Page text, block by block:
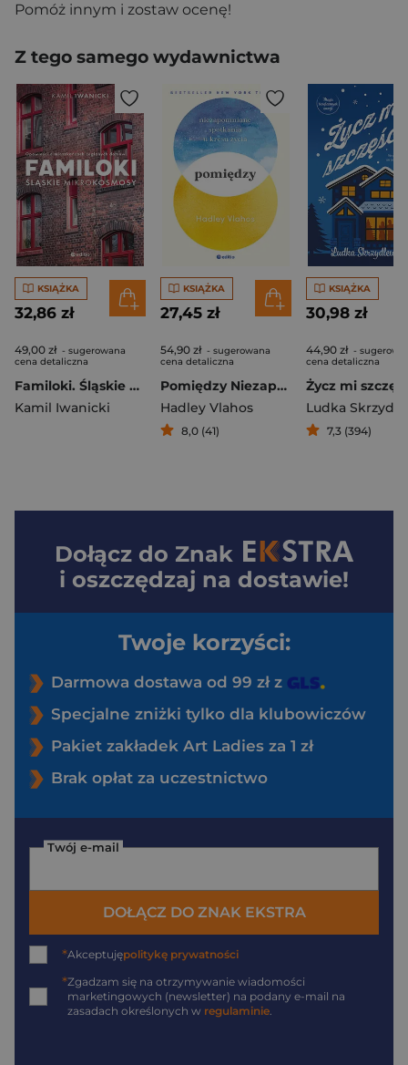
Pomóż innym i zostaw ocenę!
Z tego samego wydawnictwa
KSIĄŻKA
32,86 zł
49,00 zł - sugerowana
cena detaliczna
Familoki. Śląskie mikrokosmosy
Kamil Iwanicki
KSIĄŻKA
27,45 zł
54,90 zł - sugerowana
cena detaliczna
Pomiędzy Niezapomniane spotkania u kresu życia
Hadley Vlahos
8,0 (41)
KSIĄŻKA
30,98 zł
44,90 zł -
cena detaliczna
Życz mi
7,3 (394)
Dołącz do Znak
i oszczędzaj na dostawie!
Twoje korzyści:
Darmowa dostawa od 99 zł z
Specjalne zniżki tylko dla klubowiczów
Pakiet zakładek Art Ladies za 1 zł
Brak opłat za uczestnictwo
Twój e-mail
DOŁĄCZ DO ZNAK EKSTRA
*Akceptujępolitykę prywatności
*Zgadzam się na otrzymywanie wiadomości
marketingowych (newsletter) na podany e-mail na
zasadach określonych w regulaminie.